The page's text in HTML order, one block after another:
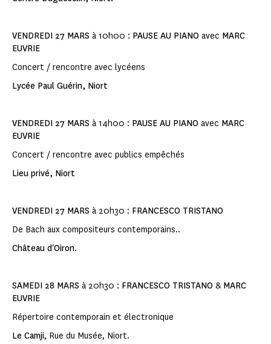
VENDREDI 27 MARS à 10h00 : PAUSE AU PIANO avec MARC
EUVRIE
Concert / rencontre avec lycéens
Lycée Paul Guérin, Niort
VENDREDI 27 MARS à 14h00 : PAUSE AU PIANO avec MARC
EUVRIE
Concert / rencontre avec publics empêchés
Lieu privé, Niort
VENDREDI 27 MARS à 20h30 : FRANCESCO TRISTANO
De Bach aux compositeurs contemporains..
Château d'Oiron.
SAMEDI 28 MARS à 20h30 : FRANCESCO TRISTANO & MARC
EUVRIE
Répertoire contemporain et électronique
Le Camji, Rue du Musée, Niort.